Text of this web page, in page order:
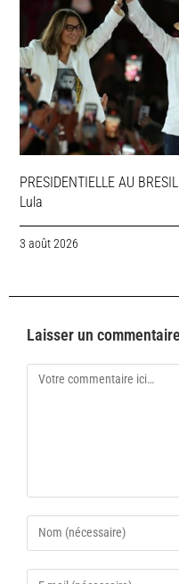
PRESIDENTIELLE AU
Lula
3 août 2026
Laisser un commentaire